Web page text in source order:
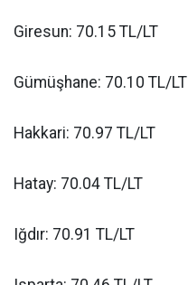
Giresun: 70.15 TL/LT
Gümüşhane: 70.10 TL/LT
Hakkari: 70.97 TL/LT
Hatay: 70.04 TL/LT
Iğdır: 70.91 TL/LT